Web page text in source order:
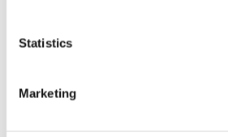
Statistics
Marketing